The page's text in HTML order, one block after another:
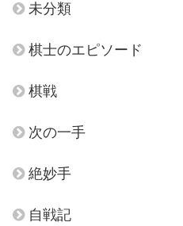
未分類
棋士のエピソード
棋戦
次の一手
絶妙手
自戦記